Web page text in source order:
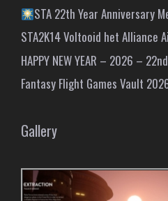
STA 22th Year Anniversary
STA2K14 Voltooid het Alliance
HAPPY NEW YEAR – 2026 –
Fantasy Flight Games Vault
Gallery